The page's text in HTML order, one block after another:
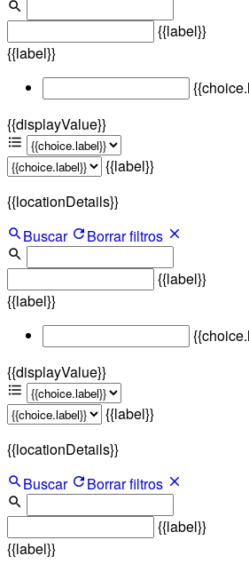
{{label}}
{{label}}
{{displayValue}}
{{label}}
{{locationDetails}}
Buscar
Borrar filtros
{{label}}
{{label}}
{{displayValue}}
{{label}}
{{locationDetails}}
Buscar
Borrar filtros
{{label}}
{{label}}